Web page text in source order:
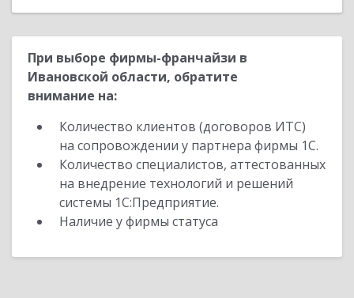
При выборе фирмы-франчайзи в
Ивановской области, обратите
внимание на:
Количество клиентов (договоров ИТС)
на сопровождении у партнера фирмы 1С.
Количество специалистов, аттестованных
на внедрение технологий и решений
системы 1С:Предприятие.
Наличие у фирмы статуса